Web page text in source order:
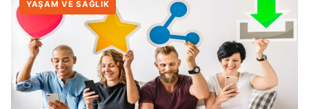
YAŞAM VE SAĞLIK